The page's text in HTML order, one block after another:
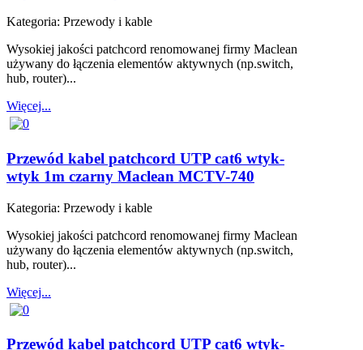
Kategoria: Przewody i kable
Wysokiej jakości patchcord renomowanej firmy Maclean
używany do łączenia elementów aktywnych (np.switch,
hub, router)...
Więcej...
Przewód kabel patchcord UTP cat6 wtyk-
wtyk 1m czarny Maclean MCTV-740
Kategoria: Przewody i kable
Wysokiej jakości patchcord renomowanej firmy Maclean
używany do łączenia elementów aktywnych (np.switch,
hub, router)...
Więcej...
Przewód kabel patchcord UTP cat6 wtyk-